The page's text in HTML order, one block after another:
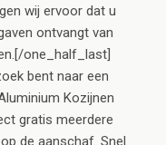
wij ervoor dat u
ontvangt van
one_half_last]
bent naar een
Kozijnen
gratis meerdere
de aanschaf. Snel